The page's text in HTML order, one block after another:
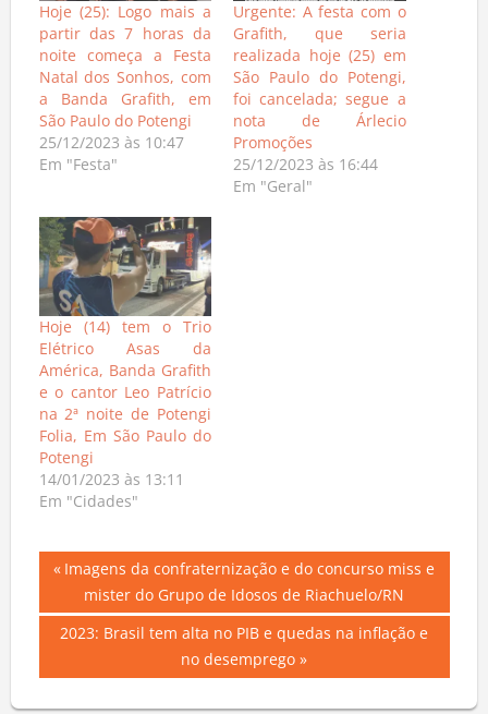
Hoje (25): Logo mais a
partir das 7 horas da
noite começa a Festa
Natal dos Sonhos, com
a Banda Grafith, em
São Paulo do Potengi
25/12/2023 às 10:47
Em "Festa"
Urgente: A festa com o
Grafith, que seria
realizada hoje (25) em
São Paulo do Potengi,
foi cancelada; segue a
nota de Árlecio
Promoções
25/12/2023 às 16:44
Em "Geral"
Hoje (14) tem o Trio
Elétrico Asas da
América, Banda Grafith
e o cantor Leo Patrício
na 2ª noite de Potengi
Folia, Em São Paulo do
Potengi
14/01/2023 às 13:11
Em "Cidades"
Navegação
de
Previous
Post:
Imagens da confraternização e do concurso miss e
mister do Grupo de Idosos de Riachuelo/RN
Next
2023: Brasil tem alta no PIB e quedas na inflação e
no desemprego